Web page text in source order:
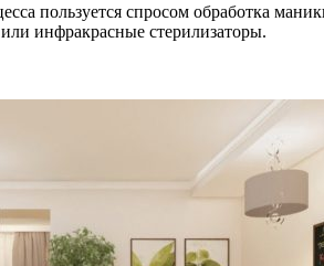
пользуется спросом обработка
инфракрасные стерилизаторы.